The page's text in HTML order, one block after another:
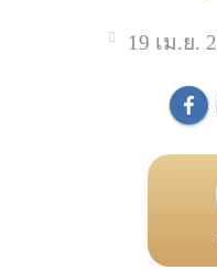
19 เม.ย.